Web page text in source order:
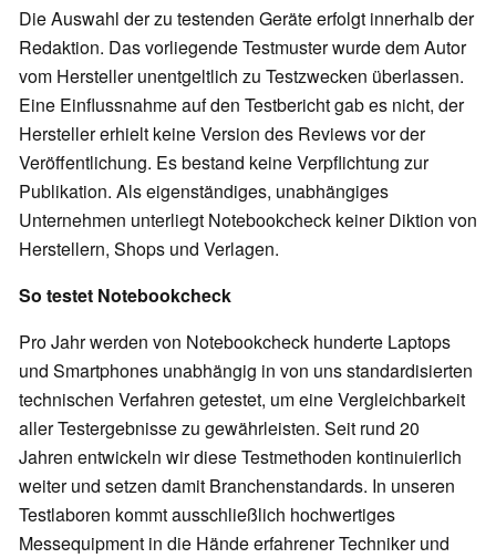
Die Auswahl der zu testenden Geräte erfolgt innerhalb der
Redaktion. Das vorliegende Testmuster wurde dem Autor
vom Hersteller unentgeltlich zu Testzwecken überlassen.
Eine Einflussnahme auf den Testbericht gab es nicht, der
Hersteller erhielt keine Version des Reviews vor der
Veröffentlichung. Es bestand keine Verpflichtung zur
Publikation. Als eigenständiges, unabhängiges
Unternehmen unterliegt Notebookcheck keiner Diktion von
Herstellern, Shops und Verlagen.
So testet Notebookcheck
Pro Jahr werden von Notebookcheck hunderte Laptops
und Smartphones unabhängig in von uns standardisierten
technischen Verfahren getestet, um eine Vergleichbarkeit
aller Testergebnisse zu gewährleisten. Seit rund 20
Jahren entwickeln wir diese Testmethoden kontinuierlich
weiter und setzen damit Branchenstandards. In unseren
Testlaboren kommt ausschließlich hochwertiges
Messequipment in die Hände erfahrener Techniker und